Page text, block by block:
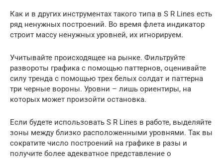
Как и в других инструментах такого типа в S R Lines есть
ряд ненужных построений. Во время флета индикатор
строит массу ненужных уровней, их игнорируем.
Учитывайте происходящее на рынке. Фильтруйте
развороты графика с помощью паттернов, оценивайте
силу тренда с помощью трех белых солдат и паттерна
три черные вороны. Уровни – лишь ориентиры, на
которых может произойти остановка.
Если будете использовать S R Lines в работе, выделяйте
зоны между близко расположенными уровнями. Так вы
сократите число построений на графике в разы и
получите более адекватное представление о